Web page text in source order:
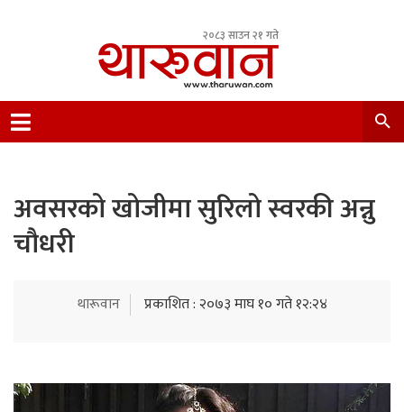
२०८३ साउन २१ गते
Nepal.
अवसरको खोजीमा सुरिलो स्वरकी अन्नु
चौधरी
थारूवान प्रकाशित : २०७३ माघ १० गते १२:२४